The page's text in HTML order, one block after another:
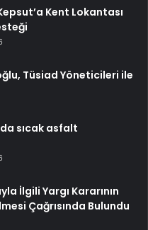
Kent Lokantası
Tüsiad Yöneticileri ile
sıcak asfalt
İlgili Yargı Kararının
Çağrısında Bulundu